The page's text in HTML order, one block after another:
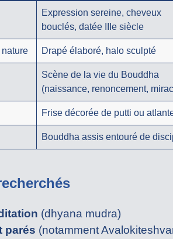
Expression sereine, cheveux
bouclés, datée IIIe siècle
Drapé élaboré, halo sculpté
Scène de la vie du Bouddha
(naissance, renoncement,
Frise décorée de putti ou
Bouddha assis entouré de
(dhyana mudra)
parés (notamment